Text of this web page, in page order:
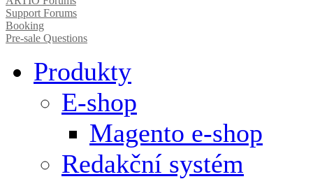
Support Forums
Booking
Pre-sale Questions
Produkty
E-shop
Magento e-shop
Redakční systém